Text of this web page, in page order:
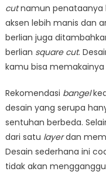
cutnamun penataanya
aksen lebih manis dan
berlian juga
berlian square cut.
kamu bisa
Rekomendasi bangel
desain yang serupa
sentuhan berbeda.
dari satu layerdan
Desain sederhana ini
tidak akan